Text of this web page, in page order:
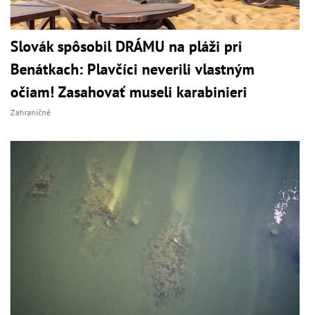
Slovák spôsobil DRÁMU na pláži pri
Benátkach: Plavčíci neverili vlastným
očiam! Zasahovať museli karabinieri
Zahraničné